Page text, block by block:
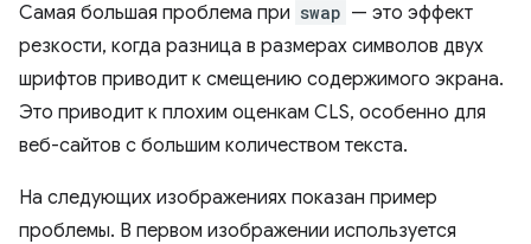
Самая большая проблема при swap — это эффект
резкости, когда разница в размерах символов двух
шрифтов приводит к смещению содержимого экрана.
Это приводит к плохим оценкам CLS, особенно для
веб-сайтов с большим количеством текста.
На следующих изображениях показан пример
проблемы. В первом изображении используется